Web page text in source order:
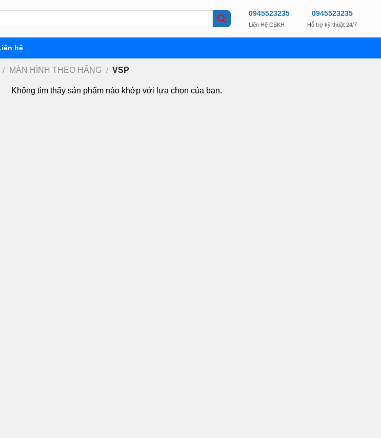
0945523235
Liên Hệ CSKH
0945523235
Hỗ trợ kỹ thuật 24/7
hệ
/ MÀN HÌNH THEO HÃNG / VSP
Không tìm thấy sản phẩm nào khớp với lựa chọn của bạn.